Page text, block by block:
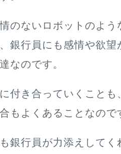
のないロボットのよう
銀行員にも感情や欲
なのです。
付き合っていくことも
もよくあることなので
銀行員が力添えしてく